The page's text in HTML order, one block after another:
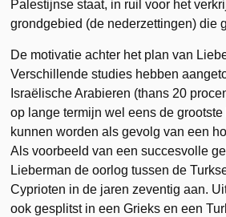
Palestijnse staat, in ruil voor het
grondgebied (de nederzettingen) die
De motivatie achter het plan van
Verschillende studies hebben
Israëlische Arabieren (thans 20
op lange termijn wel eens de
kunnen worden als gevolg van een
Als voorbeeld van een succesvolle
Lieberman de oorlog tussen de
Cyprioten in de jaren zeventig aan.
ook gesplitst in een Grieks en een